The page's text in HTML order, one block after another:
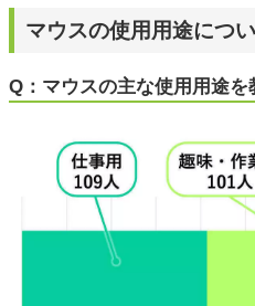
マウスの使用用途につ
Q：マウスの主な使用用途を